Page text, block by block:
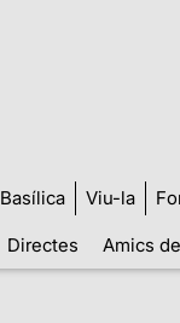
Viu-la
Directes Amics